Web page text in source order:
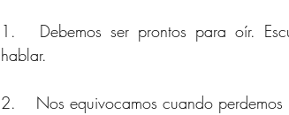
1.	Debemos ser prontos para oír. Escuchar más de lo que hablamos. Escuchar antes de
hablar.
2.	Nos equivocamos cuando perdemos los estribos. Rara vez sale algo bueno rápidamente de